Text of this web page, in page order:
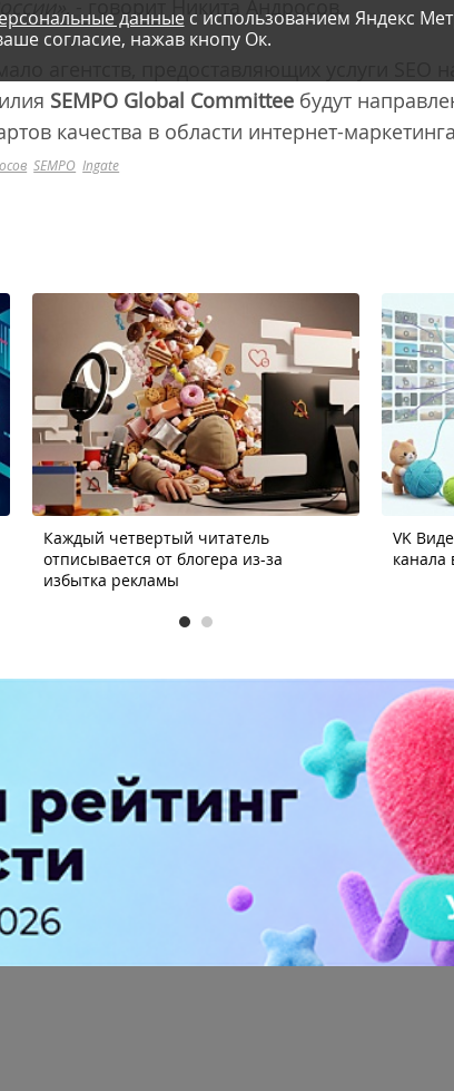
SEMPO Global Committee будут
качества в области интернет-
SEMPO Ingate
данныес использованием Яндекс
согласие, нажав кнопу Ок.
Каждый четвертый читатель
отписывается от блогера из-за
избытка рекламы
VK
канала